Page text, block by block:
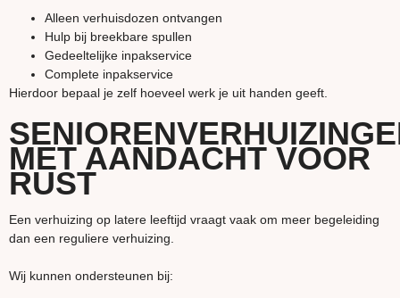
Alleen verhuisdozen ontvangen
Hulp bij breekbare spullen
Gedeeltelijke inpakservice
Complete inpakservice
Hierdoor bepaal je zelf hoeveel werk je uit handen geeft.
MET AANDACHT VOOR
RUST
Een verhuizing op latere leeftijd vraagt vaak om meer begeleiding
dan een reguliere verhuizing.
Wij kunnen ondersteunen bij: